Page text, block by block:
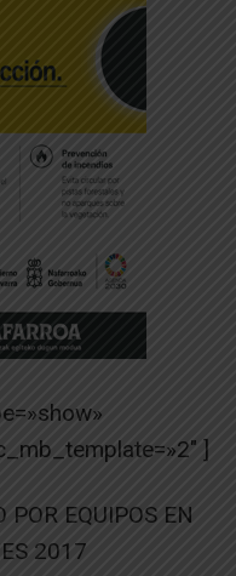
]
POR EQUIPOS EN
2017